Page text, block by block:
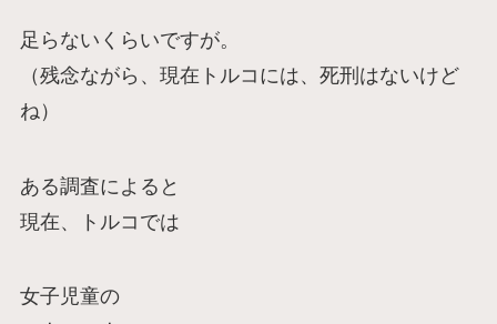
足らないくらいですが。
（残念ながら、現在トルコには、死刑はないけど
ね）
ある調査によると
現在、トルコでは
女子児童の